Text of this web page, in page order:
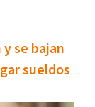
se bajan
sueldos